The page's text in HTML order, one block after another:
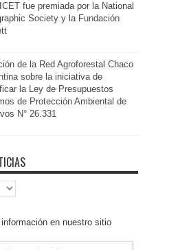
fue premiada por la National
Society y la Fundación
de la Red Agroforestal Chaco
sobre la iniciativa de
la Ley de Presupuestos
de Protección Ambiental de
N° 26.331
en nuestro sitio